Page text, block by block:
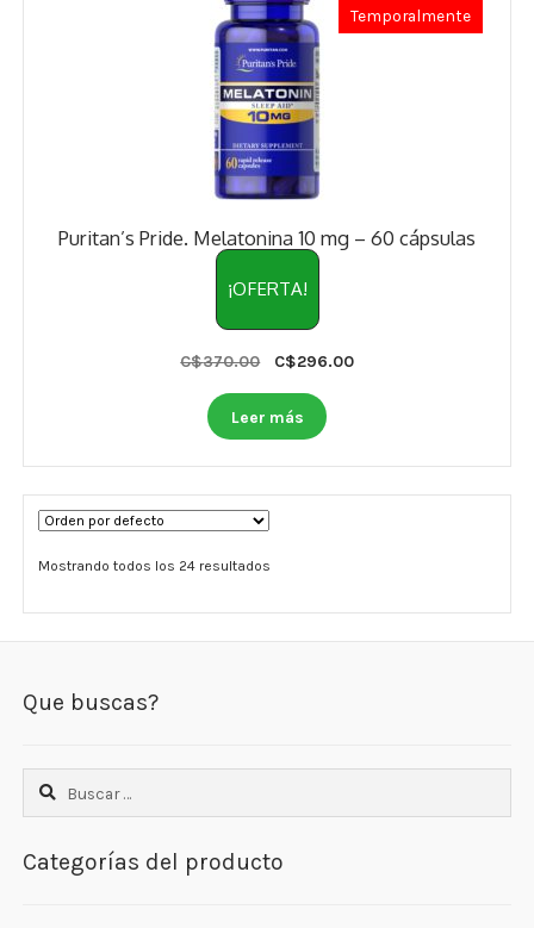
Puritan’s Pride. Melatonina 10 mg – 60 cápsulas
¡OFERTA!
Temporalmente
C$370.00
Original
was:
C$370.00.
C$296.00Current
Leer más
Mostrando todos los 24 resultados
Que buscas?
Buscar:
Categorías del producto